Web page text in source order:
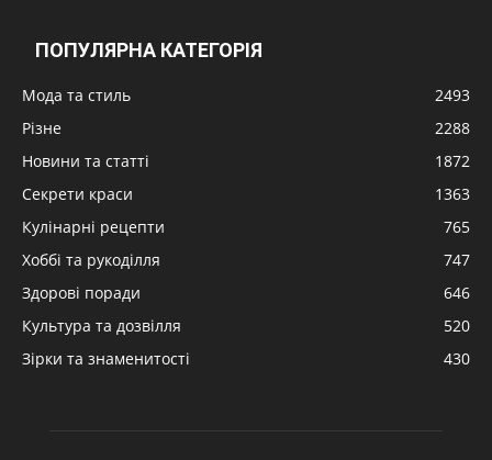
ПОПУЛЯРНА КАТЕГОРІЯ
Мода та стиль
2493
Різне
2288
Новини та статті
1872
Секрети краси
1363
Кулінарні рецепти
765
Хоббі та рукоділля
747
Здорові поради
646
Культура та дозвілля
520
Зірки та знаменитості
430